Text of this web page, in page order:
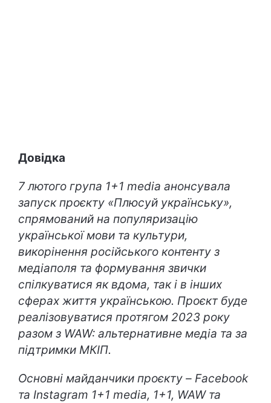
Довідка
7 лютого група 1+1 media анонсувала
запуск проєкту «Плюсуй українську»,
спрямований на популяризацію
української мови та культури,
викорінення російського контенту з
медіаполя та формування звички
спілкуватися як вдома, так і в інших
сферах життя українською. Проєкт буде
реалізовуватися протягом 2023 року
разом з WAW: альтернативне медіа та за
підтримки МКІП.
Основні майданчики проєкту – Facebook
та Instagram 1+1 media, 1+1, WAW та